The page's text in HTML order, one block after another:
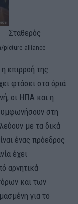
Σταθερός
picture alliance
επιρροή της
φτάσει στα όριά
οι ΗΠΑ και η
στη
με τα δικά
ένας πρόεδρος
έχει
αρνητικά
και των
για το